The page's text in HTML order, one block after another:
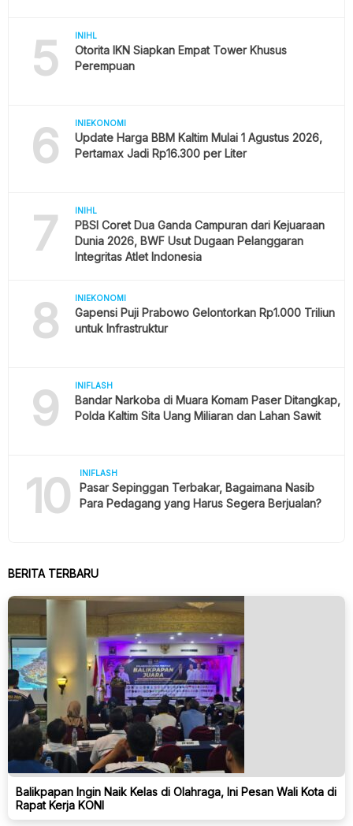
5 INIHL
Otorita IKN Siapkan Empat Tower Khusus
Perempuan
6 INIEKONOMI
Update Harga BBM Kaltim Mulai 1 Agustus 2026,
Pertamax Jadi Rp16.300 per Liter
7 INIHL
PBSI Coret Dua Ganda Campuran dari Kejuaraan
Dunia 2026, BWF Usut Dugaan Pelanggaran
Integritas Atlet Indonesia
8 INIEKONOMI
Gapensi Puji Prabowo Gelontorkan Rp1.000 Triliun
untuk Infrastruktur
9 INIFLASH
Bandar Narkoba di Muara Komam Paser Ditangkap,
Polda Kaltim Sita Uang Miliaran dan Lahan Sawit
10 INIFLASH
Pasar Sepinggan Terbakar, Bagaimana Nasib
Para Pedagang yang Harus Segera Berjualan?
BERITA TERBARU
Balikpapan Ingin Naik Kelas di Olahraga, Ini Pesan Wali Kota di
Rapat Kerja KONI